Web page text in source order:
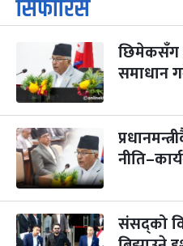
आइत कार्तिक १, २०८३
३
मंगल
महानवमी
कार्तिक ३, २०८३-Oct 20,
४
बुध कार्तिक ४, २०८३ Oct 21,
५
बिहि
पापा‌ङ्कुशा एकादशी व्रत
कार्तिक ५, २०८३
२२
आइत
कुकुर तिहार
कार्तिक २२, २०८३-Nov 8,
सिफारिस
छिमेकसँग
समाधान
संसद्को